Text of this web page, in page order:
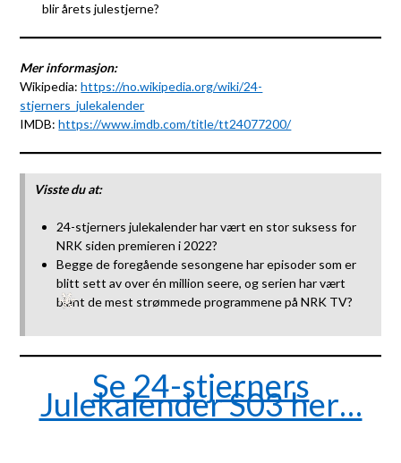
blir årets julestjerne?
Mer informasjon:
Wikipedia:https://no.wikipedia.org/wiki/24-
stjerners_julekalender
IMDB:https://www.imdb.com/title/tt24077200/
Visste du at:
24-stjerners julekalender har vært en stor suksess for
NRK siden premieren i 2022?
Begge de foregående sesongene har episoder som er
blitt sett av over én million seere, og serien har vært
blant de mest strømmede programmene på NRK TV?
Se 24-stjerners
Julekalender S03 her…